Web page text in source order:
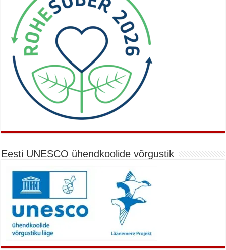
Eesti UNESCO ühendkoolide võrgustik